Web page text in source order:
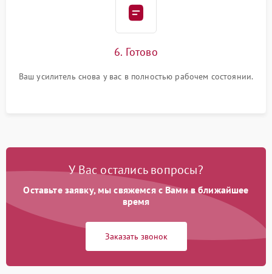
6. Готово
Ваш усилитель снова у вас в полностью рабочем состоянии.
У Вас остались вопросы?
Оставьте заявку, мы свяжемся с Вами в ближайшее
время
Заказать звонок